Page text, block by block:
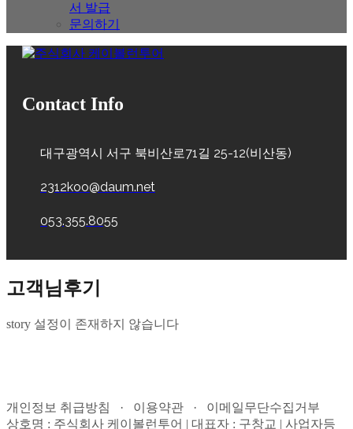
서 발급
문의하기
Contact Info
대구광역시 서구 북비산로71길 25-12(비산동)
2312koo@daum.net
053.355.8055
고객님후기
story 설정이 존재하지 않습니다
개인정보 취급방침 · 이용약관 · 이메일무단수집거부
상호명 : 주식회사 케이볼런투어 | 대표자 : 구창교 | 사업자등